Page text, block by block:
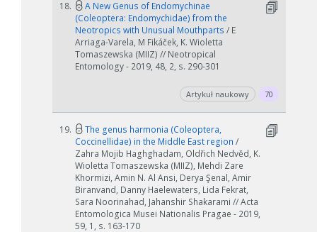
Jeśli generowanie trwa zbyt długo można ograniczyć dane np.
zmniejszając zakres lat.
Anuluj
18.
A New Genus of Endomychinae
(Coleoptera: Endomychidae) from the
Neotropics with Unusual Mouthparts / E
Arriaga-Varela, M Fikáček, K. Wioletta
Tomaszewska (MIIZ) // Neotropical
Entomology - 2019, 48, 2, s. 290-301
Artykuł naukowy 70
19.
The genus harmonia (Coleoptera,
Coccinellidae) in the Middle East region /
Zahra Mojib Haghghadam, Oldřich Nedvěd, K.
Wioletta Tomaszewska (MIIZ), Mehdi Zare
Khormizi, Amin N. Al Ansi, Derya Şenal, Amir
Biranvand, Danny Haelewaters, Lida Fekrat,
Sara Noorinahad, Jahanshir Shakarami // Acta
Entomologica Musei Nationalis Pragae - 2019,
59, 1, s. 163-170